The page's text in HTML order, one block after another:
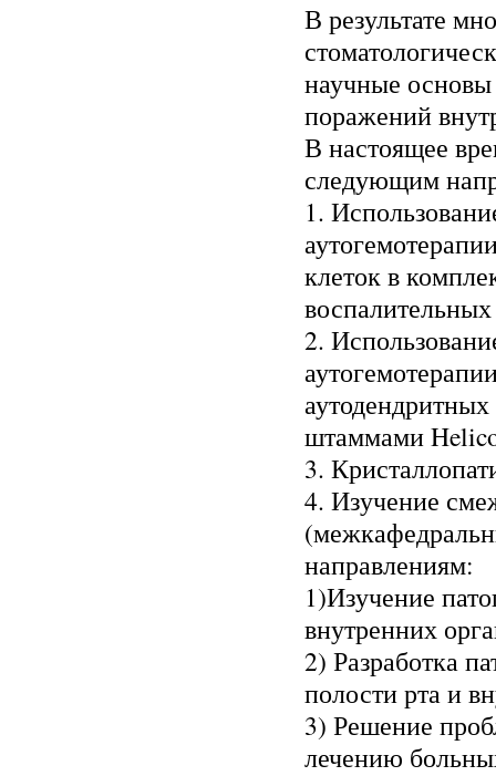
В результате
научные
поражений
В настоящее
следующим
1.
клеток в
2.
штаммами
3.
4. Изучение
направлениям:
1)Изучение
внутренних
2) Разработка
полости рта и
3) Решение
лечению